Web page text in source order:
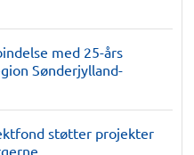
med 25-års
Sønderjylland-
støtter projekter